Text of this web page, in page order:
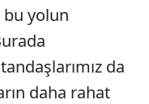
bu yolun
da
daha rahat